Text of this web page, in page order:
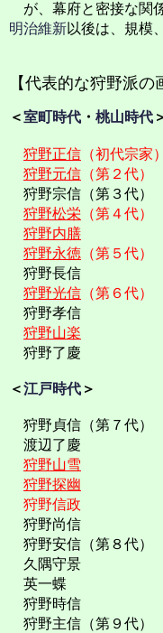
が、幕府と密接な関
明治維新以後は、規模
【代表的な狩野派の
＜室町時代 ・ 桃山時代
狩野正信 （初代宗家）
狩野元信 （第２代）
狩野宗信（第３代）
狩野松栄 （第４代）
狩野内膳
狩野永徳 （第５代）
狩野長信
狩野光信 （第６代）
狩野孝信
狩野山楽
狩野了慶
＜江戸時代 ＞
狩野貞信（第７代）
渡辺了慶
狩野山雪
狩野探幽
狩野信政
狩野尚信
狩野安信（第８代）
久隅守景
英一蝶
狩野時信
狩野主信（第９代）